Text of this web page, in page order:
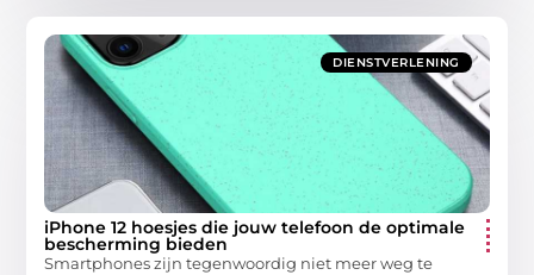
DIENSTVERLENING
iPhone 12 hoesjes die jouw telefoon de optimale
bescherming bieden
Smartphones zijn tegenwoordig niet meer weg te